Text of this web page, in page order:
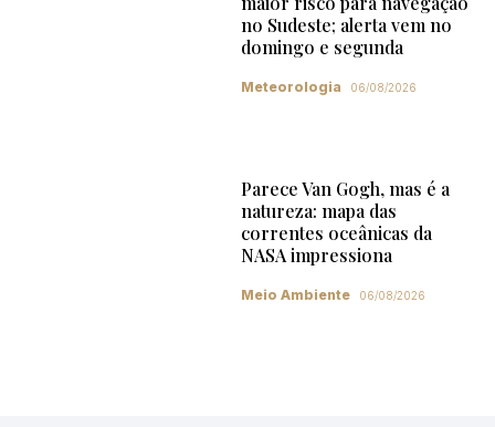
no Sudeste; alerta vem no
domingo e segunda
Meteorologia 06/08/2026
Parece Van Gogh, mas é a
natureza: mapa das
correntes oceânicas da
NASA impressiona
Meio Ambiente 06/08/2026